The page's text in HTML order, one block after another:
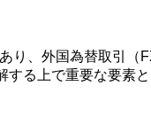
り、外国為替取引
る上で重要な要素